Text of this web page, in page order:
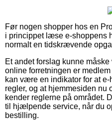
Før nogen shopper hos en
i princippet læse e-shoppens
normalt en tidskrævende
Et andet forslag kunne
online forretningen er
kan være en indikator for at
regler, og at hjemmesiden nu
kender reglerne på området.
til hjælpende service, når du
bestilling.